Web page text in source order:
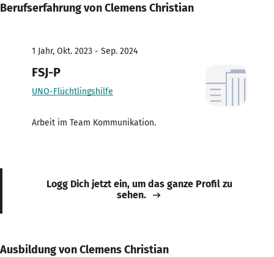
Berufserfahrung von Clemens Christian
1 Jahr, Okt. 2023 - Sep. 2024
FSJ-P
UNO-Flüchtlingshilfe
Arbeit im Team Kommunikation.
Logg Dich jetzt ein, um das ganze Profil zu
sehen.
Ausbildung von Clemens Christian